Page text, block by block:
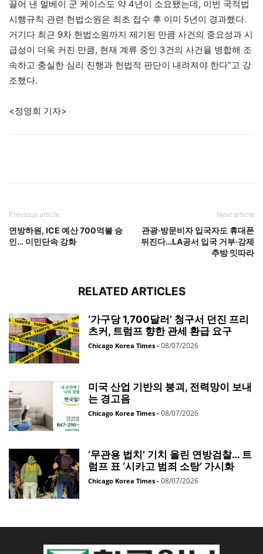
끌어 낸 멀베이 군 케이스도 약 4년이 소요됐는데, 이번 국적법
시행규칙 관련 헌법소원은 최초 접수 후 이미 5년이 경과했다.
거기다 최근 9차 헌법소원까지 제기된 만큼 사건의 중요성과 시
급성이 더욱 커진 만큼, 현재 계류 중인 3건의 사건을 병합해 조
속하고 충실한 심리 진행과 헌법적 판단이 내려져야 한다”고 강
조했다.
<정영희 기자>
Previous article
연방하원, ICE 예산 700억불 승
인… 이민단속 강화
Next article
관광·방문비자 입국자도 휴대폰
뒤진다…LA공서 입국 거부·강제
추방 잇따라
RELATED ARTICLES
‘가구당 1,700달러’ 청구서 던진 프리
츠커, 트럼프 향한 관세 환급 요구
Chicago Korea Times - 08/07/2026
미국 산업 기반의 붕괴, 전력망이 보내
는 경고음
Chicago Korea Times - 08/07/2026
‘무관용 법치’ 기치 올린 연방검찰… 트
럼프 표 ‘시카고 범죄 소탕’ 가시화
Chicago Korea Times - 08/07/2026